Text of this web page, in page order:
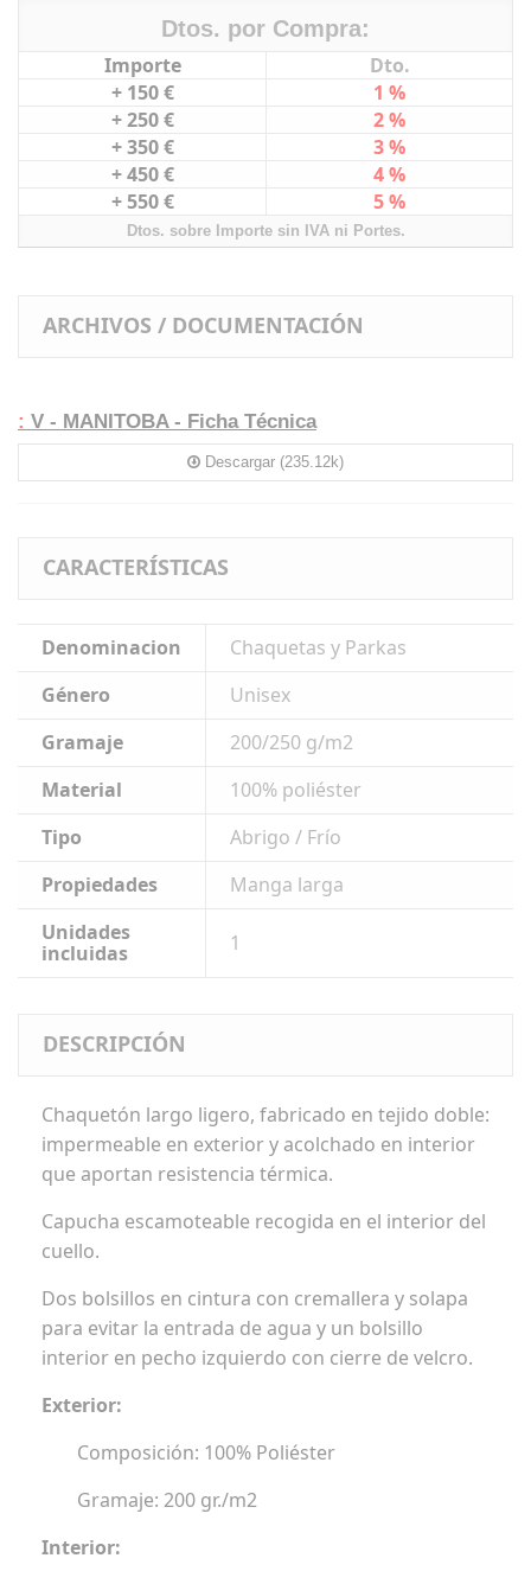
Dtos. por Compra:
Importe
Dto.
+ 150 €
1 %
+ 250 €
2 %
+ 350 €
3 %
+ 450 €
4 %
+ 550 €
5 %
Dtos. sobre Importe sin IVA ni Portes.
ARCHIVOS / DOCUMENTACIÓN
: V - MANITOBA - Ficha Técnica
Descargar (235.12k)
CARACTERÍSTICAS
Denominacion
Chaquetas y Parkas
Género
Unisex
Gramaje
200/250 g/m2
Material
100% poliéster
Tipo
Abrigo / Frío
Propiedades
Manga larga
Unidades
incluidas
1
DESCRIPCIÓN
Chaquetón largo ligero, fabricado en tejido doble:
impermeable en exterior y acolchado en interior
que aportan resistencia térmica.
Capucha escamoteable recogida en el interior del
cuello.
Dos bolsillos en cintura con cremallera y solapa
para evitar la entrada de agua y un bolsillo
interior en pecho izquierdo con cierre de velcro.
Exterior:
Composición: 100% Poliéster
Gramaje: 200 gr./m2
Interior: